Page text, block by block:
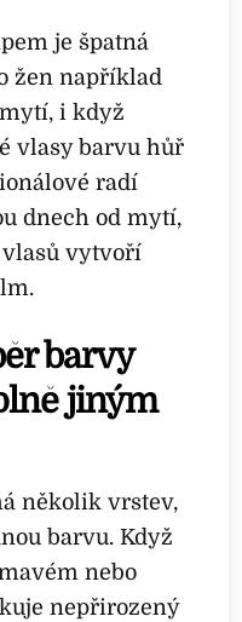
je špatná
žen například
i když
vlasy barvu hůř
radí
dnech od mytí,
vlasů vytvoří
barvy
jiným
několik vrstev,
barvu. Když
nebo
nepřirozený